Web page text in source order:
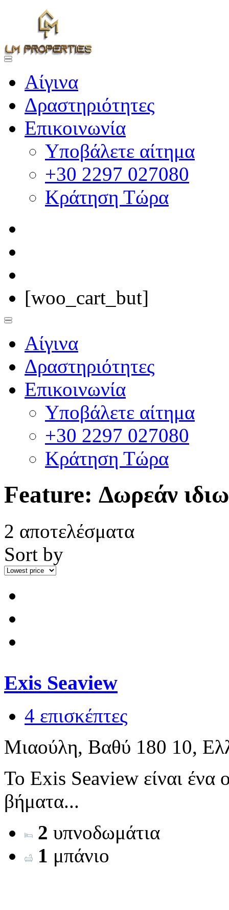
Αίγινα
Δραστηριότητες
Επικοινωνία
Υποβάλετε αίτημα
+30 2297 027080
Κράτηση Τώρα
[woo_cart_but]
Αίγινα
Δραστηριότητες
Επικοινωνία
Υποβάλετε αίτημα
+30 2297 027080
Κράτηση Τώρα
Feature: Δωρεάν
2 αποτελέσματα
Sort by
Exis Seaview
4 επισκέπτες
Μιαούλη, Βαθύ 180 10,
Το Exis Seaview είναι ένα
βήματα...
2 υπνοδωμάτια
1 μπάνιο